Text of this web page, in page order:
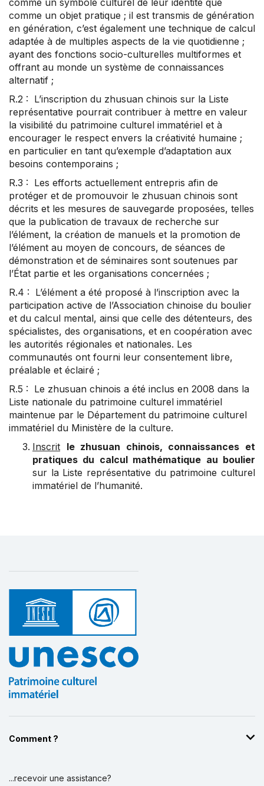
comme un symbole culturel de leur identité que
comme un objet pratique ; il est transmis de génération
en génération, c’est également une technique de calcul
adaptée à de multiples aspects de la vie quotidienne ;
ayant des fonctions socio-culturelles multiformes et
offrant au monde un système de connaissances
alternatif ;
R.2 : L’inscription du zhusuan chinois sur la Liste
représentative pourrait contribuer à mettre en valeur
la visibilité du patrimoine culturel immatériel et à
encourager le respect envers la créativité humaine ;
en particulier en tant qu’exemple d’adaptation aux
besoins contemporains ;
R.3 : Les efforts actuellement entrepris afin de
protéger et de promouvoir le zhusuan chinois sont
décrits et les mesures de sauvegarde proposées, telles
que la publication de travaux de recherche sur
l’élément, la création de manuels et la promotion de
l’élément au moyen de concours, de séances de
démonstration et de séminaires sont soutenues par
l’État partie et les organisations concernées ;
R.4 : L’élément a été proposé à l’inscription avec la
participation active de l’Association chinoise du boulier
et du calcul mental, ainsi que celle des détenteurs, des
spécialistes, des organisations, et en coopération avec
les autorités régionales et nationales. Les
communautés ont fourni leur consentement libre,
préalable et éclairé ;
R.5 : Le zhusuan chinois a été inclus en 2008 dans la
Liste nationale du patrimoine culturel immatériel
maintenue par le Département du patrimoine culturel
immatériel du Ministère de la culture.
Inscrit le zhusuan chinois, connaissances et
pratiques du calcul mathématique au boulier
sur la Liste représentative du patrimoine culturel
immatériel de l’humanité.
Comment ?
...recevoir une assistance?